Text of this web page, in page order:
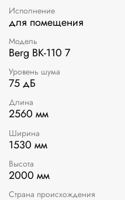
Исполнение
для помещения
Модель
Berg ВК-110 7
Уровень шума
75 дБ
Длина
2560 мм
Ширина
1530 мм
Высота
2000 мм
Страна происхождения